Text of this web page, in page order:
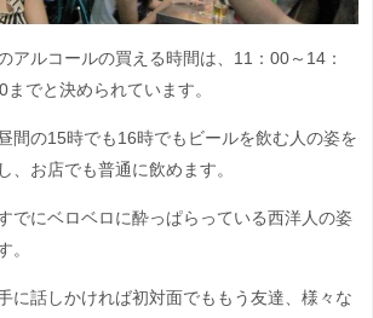
アルコールの買える時間は、11：00～14：
でと決められています。
間の15時でも16時でもビールを飲む人の姿を
、お店でも普通に飲めます。
でにベロベロに酔っぱらっている西洋人の姿
。
に話しかければ初対面でももう友達、様々な